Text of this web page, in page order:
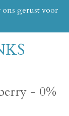
gerust voor
- 0%